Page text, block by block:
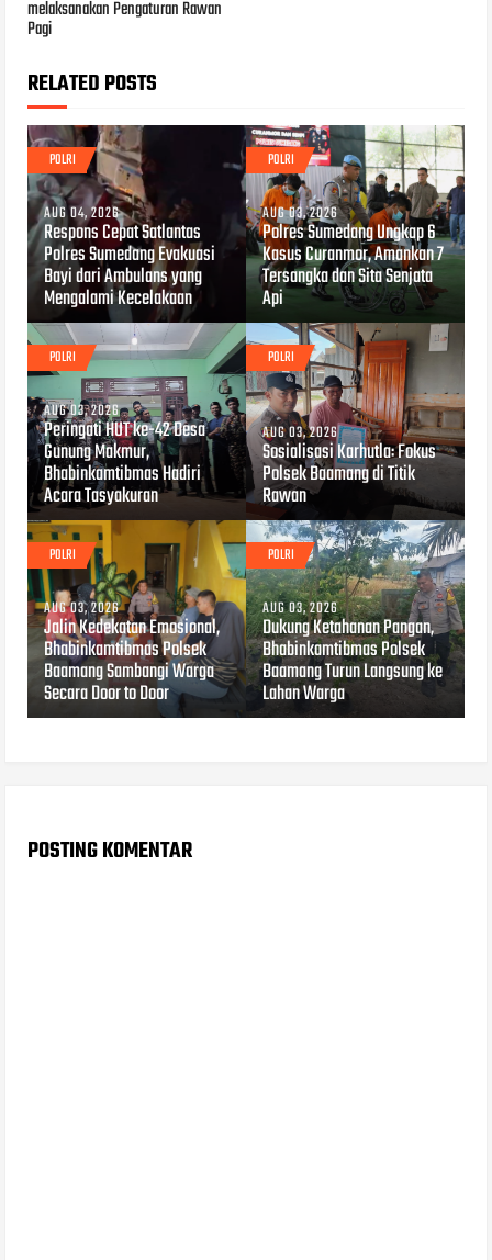
melaksanakan Pengaturan Rawan
Pagi
RELATED POSTS
POLRI
AUG 04, 2026
Respons Cepat Satlantas
Polres Sumedang Evakuasi
Bayi dari Ambulans yang
Mengalami Kecelakaan
POLRI
AUG 03, 2026
Polres Sumedang Ungkap 6
Kasus Curanmor, Amankan 7
Tersangka dan Sita Senjata
Api
POLRI
AUG 03, 2026
Peringati HUT ke-42 Desa
Gunung Makmur,
Bhabinkamtibmas Hadiri
Acara Tasyakuran
POLRI
AUG 03, 2026
Sosialisasi Karhutla: Fokus
Polsek Baamang di Titik
Rawan
POLRI
AUG 03, 2026
Jalin Kedekatan Emosional,
Bhabinkamtibmas Polsek
Baamang Sambangi Warga
Secara Door to Door
POLRI
AUG 03, 2026
Dukung Ketahanan Pangan,
Bhabinkamtibmas Polsek
Baamang Turun Langsung ke
Lahan Warga
POSTING KOMENTAR